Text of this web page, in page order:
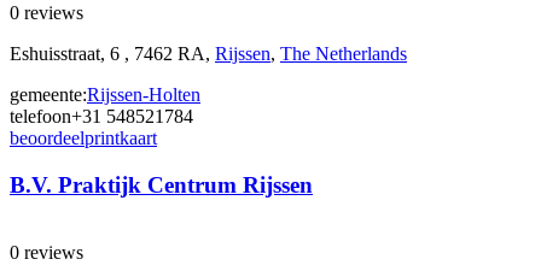
0 reviews
Eshuisstraat, 6 , 7462 RA, Rijssen, The Netherlands
gemeente:Rijssen-Holten
telefoon+31 548521784
beoordeelprintkaart
B.V. Praktijk Centrum Rijssen
0 reviews